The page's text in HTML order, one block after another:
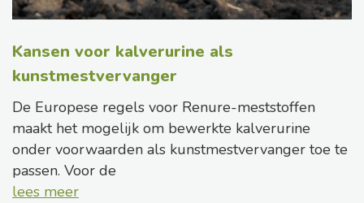
Kansen voor kalverurine als
kunstmestvervanger
De Europese regels voor Renure-meststoffen
maakt het mogelijk om bewerkte kalverurine
onder voorwaarden als kunstmestvervanger toe te
passen. Voor de
lees meer